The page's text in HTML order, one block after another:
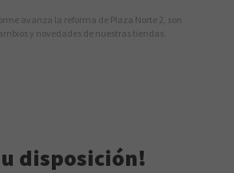
avanza la reforma de Plaza Norte 2, son
y novedades de nuestras tiendas.
disposición!